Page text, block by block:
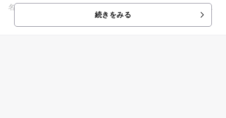
名なチョウザメや幻の魚とも言われるイトウなど大きなお魚が
続きをみる